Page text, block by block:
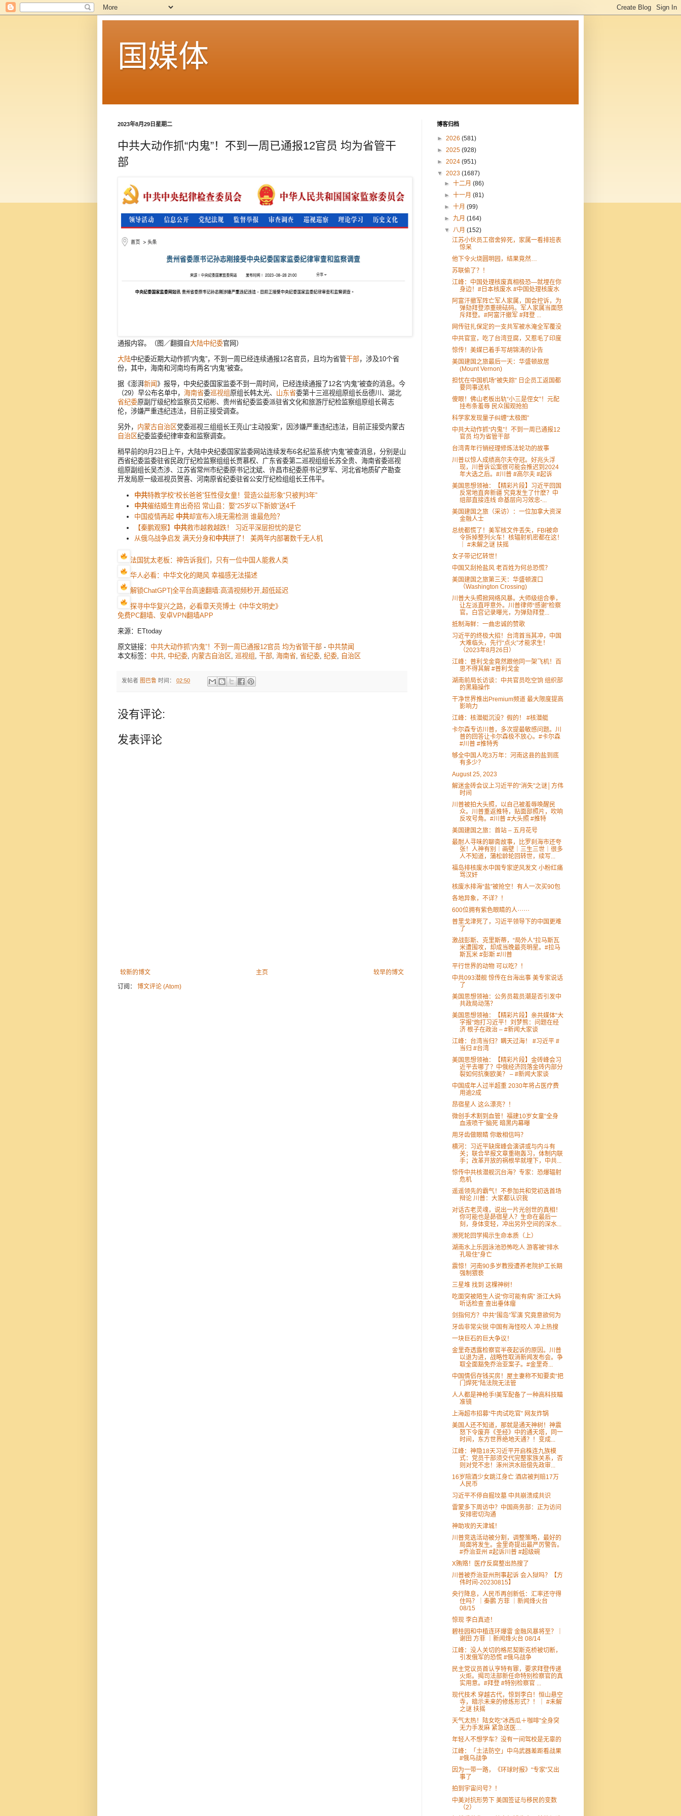
国媒体
2023年8月29日星期二
中共大动作抓“内鬼”！不到一周已通报12官员 均为省管干
部
通报内容。（图／翻摄自大陆中纪委官网）
大陆中纪委近期大动作抓“内鬼”，不到一周已经连续通报12名官员，且均为省管干部，涉及10个省
份，其中，海南和河南均有两名“内鬼”被查。
据《澎湃新闻 》报导，中央纪委国家监委不到一周时间，已经连续通报了12名“内鬼”被查的消息。今
（29）早公布名单中， 海南省委巡视组 原组长韩太光、 山东省委第十三巡视组原组长岳德川、湖北
省纪委原副厅级纪检监察员艾绍彬、贵州省纪委监委派驻省文化和旅游厅纪检监察组原组长蒋志
伦，涉嫌严重违纪违法，目前正接受调查。
另外， 内蒙古自治区 党委巡视三组组长王亮山“主动投案”，因涉嫌严重违纪违法，目前正接受内蒙古
自治区纪委监委纪律审查和监察调查。
稍早前的8月23日上午，大陆中央纪委国家监委网站连续发布6名纪监系统“内鬼”被查消息，分别是山
西省纪委监委驻省民政厅纪检监察组组长贾慕权、广东省委第二巡视组组长苏全贵、海南省委巡视
组原副组长吴杰涉、江苏省常州市纪委原书记沈斌、许昌市纪委原书记罗军、河北省地质矿产勘查
开发局原一级巡视员贺喜、河南原省纪委驻省公安厅纪检组组长王伟平。
中共特教学校“校长爸爸”狂性侵女童！营造公益形象“只被判3年”
中共催结婚生育出奇招 常山县：娶“25岁以下新娘”送4千
中国疫情再起 中共却宣布入境无需检测 谁最危险？
【秦鹏观察】 中共救市越救越跌！ 习近平深层担忧的是它
从俄乌战争启发 满天分身和 中共拼了！ 美两年内部署数千无人机
法国犹太老板：神告诉我们，只有一位中国人能救人类
华人必看：中华文化的飓风 幸福感无法描述
解锁ChatGPT|全平台高速翻墙:高清视频秒开,超低延迟
探寻中华复兴之路，必看章天亮博士《中华文明史》
免费PC翻墙、安卓VPN翻墙APP
来源：ETtoday
原文链接： 中共大动作抓“内鬼”！不到一周已通报12官员 均为省管干部 - 中共禁闻
本文标签： 中共, 中纪委, 内蒙古自治区 , 巡视组 , 干部, 海南省, 省纪委, 纪委, 自治区
发帖者 图巴鲁 时间： 02:50
没有评论:
发表评论
较新的博文 较早的博文
主页
订阅： 博文评论 (Atom)
博客归档
► 2026 (581)
► 2025 (928)
► 2024 (951)
▼ 2023 (1687)
►十二月(86)
►十一月(81)
►十月(99)
► 九月(164)
▼八月(152)
江苏小伙员工宿舍猝死，家属一看排班表
惊呆
他下令火烧圆明园，结果竟然…
苏联偷了？！
江峰：中国处理核废真相极恐—就埋在你
身边！#日本核废水 #中国处理核废水
阿富汗撤军阵亡军人家属，国会控诉，为
弹劾拜登添重磅砝码。军人家属当面怒
斥拜登。#阿富汗撤军 #拜登 ...
网传驻扎保定的一支共军被水淹全军覆没
中共官宣，吃了台湾豆腐，又惹毛了印度
惊传！美媒已着手写胡锦涛的讣告
美国建国之旅最后一天：华盛顿故居
(Mount Vernon)
担忧在中国机场“被失踪” 日企员工返国都
要同事送机
傻眼！佛山老板出轨“小三是侄女”！元配
挂布条羞辱 民众围观抢拍
科学家发现量子纠缠“太极图”
中共大动作抓“内鬼”！不到一周已通报12
官员 均为省管干部
台湾青年行销经理修炼法轮功的故事
川普以惊人成绩高尔夫夺冠。好兆头浮
现，川普诉讼案很可能会推迟到2024
年大选之后。#川普 #高尔夫 #起诉
美国思想领袖：【精彩片段】习近平回国
反常地直奔新疆 究竟发生了什麽？中
组部直接连线 命基层向习效忠-...
美国建国之旅（采访）：一位加拿大资深
金融人士
总统都慌了！美军核文件丢失，FBI被命
令拆掉整列火车！核辐射机密都在这！
｜ #未解之谜 扶摇
女子带记忆转世！
中国又刮抢盐风 老百姓为何总恐慌？
美国建国之旅第三天：华盛顿渡口
（Washington Crossing)
川普大头照掀网络风暴。大师级组合拳，
让左派直呼意外。川普律师“感谢”检察
官。白宫记录曝光，为弹劾拜登...
抵制海鲜：一曲忠诚的赞歌
习近平的终极大招！台湾首当其冲，中国
大难临头，先行“点火”才能求生！
（2023年8月26日）
江峰：普利戈金竟然跟他同一架飞机！百
思不得其解 #普利戈金
湖南前局长访谈：中共官员吃空饷 组织部
的黑箱操作
干净世界推出Premium频道 最大限度提高
影响力
江峰：核潜艇沉没？假的！ #核潜艇
卡尔森专访川普，多次提最敏感问题。川
普的回答让卡尔森极不放心。#卡尔森
#川普 #推特秀
够全中国人吃3万年：河南这县的盐到底
有多少？
August 25, 2023
解迷金砖会议上习近平的“消失”之谜│方伟
时间
川普被拍大头照，以自己被羞辱唤醒民
众。川普重返推特，贴面部照片，吹响
反攻号角。#川普 #大头照 #推特
美国建国之旅：首站 – 五月花号
最耐人寻味的聊斋故事，比罗刹海市还夸
张！人神有别｜画壁｜三生三世｜很多
人不知道，蒲松龄轮回转世，续写...
福岛排核废水中国专家逆风发文 小粉红痛
骂汉奸
核废水排海“盐”被抢空！有人一次买90包
各地异象，不详？！
600位拥有紫色眼睛的人⋯⋯
普里戈津死了，习近平领导下的中国更难
了
激战彭斯、克里斯蒂，“局外人”拉马斯瓦
米遭围攻，却成当晚最亮明星。#拉马
斯瓦米 #彭斯 #川普
平行世界的动物 可以吃？！
中共093潜舰 惊传在台海出事 美专家说话
了
美国思想领袖：公务员裁员潮是否引发中
共政局动荡？
美国思想领袖：【精彩片段】亲共媒体“大
字报”炮打习近平！刘梦熊：问题在经
济 根子在政治 – #新闻大家谈
江峰：台湾当归？瞒天过海！ #习近平 #
当归 #台湾
美国思想领袖：【精彩片段】金砖峰会习
近平去哪了？中俄经济回落金砖内部分
裂如何抗衡欧美？ – #新闻大家谈
中国成年人过半超重 2030年将占医疗费
用逾2成
昂宿星人 这么漂亮？！
微创手术割到血管！福建10岁女童“全身
血液喷干”脑死 暗黑内幕曝
用牙齿做眼睛 你敢相信吗？
横河：习近平缺席峰会演讲或与内斗有
关；联合早报文章重砲轰习，体制内联
手；改革开放的祸根早就埋下，中共...
惊传中共核潜舰沉台海？专家：恐爆辐射
危机
遥遥领先的霸气！不参加共和党初选首场
辩论 川普：大家都认识我
对话古老灵魂，说出一片光创世的真相！
你可能也是昴宿星人？生命在最后一
刻，身体变轻，冲出另外空间的深水...
濒死轮回学揭示生命本质（上）
湖南水上乐园泳池恐怖吃人 游客被“排水
孔吸住”身亡
震惊！河南90多岁教授遭养老院护工长期
强制猥亵
三星堆 找到 这棵神树！
吃面突被陌生人说“你可能有病” 浙江大妈
听话检查 查出垂体瘤
剑指何方？中共“围岛”军演 究竟意欲何为
牙齿非常尖锐 中国有海怪咬人 冲上热搜
一块巨石的巨大争议！
金里奇透露检察官半夜起诉的原因。川普
以退为进，战略性取消新闻发布会。争
取全面豁免乔治亚案子。#金里奇...
中国情侣存钱买房！屋主妻称不知要卖“把
门焊死”陆法院无法管
人人都是神枪手!美军配备了一种高科技瞄
准镜
上海超市招募“牛肉试吃官” 网友炸锅
美国人还不知道，那就是通天神树！神震
怒下令废弃《圣经》中的通天塔，同一
时间，东方世界绝地天通？！变成...
江峰：神隐18天习近平开启株连九族模
式：党员干部须交代完整家族关系，否
则对党不忠！涿州洪水赔偿先政审...
16岁陪酒少女跳江身亡 酒店被判赔17万
人民币
习近平不停自掘坟墓 中共崩溃成共识
雷蒙多下周访中？中国商务部：正为访问
安排密切沟通
神助攻的天津城！
川普竞选活动被分割，调整策略，最好的
局面将发生。金里奇提出最严厉警告。
#乔治亚州 #起诉川普 #超级碗
X贿赂！医疗反腐整出热搜了
川普被乔治亚州刑事起诉 会入狱吗？【方
伟时间-20230815】
央行降息，人民币再创新低：汇率还守得
住吗？｜秦鹏 方菲 ｜新闻烽火台
08/15
惊现 李白真迹！
碧桂园和中植连环爆雷 金融风暴将至？｜
谢田 方菲 ｜新闻烽火台 08/14
江峰：没人关切的格尼契斯克桥被切断，
引发俄军的恐慌 #俄乌战争
民主党议员首认亨特有罪，要求拜登传递
火炬。揭司法部新任命特别检察官的真
实用意。#拜登 #特别检察官 ...
现代技术 穿越古代，惊到李白！恒山悬空
寺，暗示未来的修炼形式？！｜ #未解
之谜 扶摇
天气太热！陆女吃“冰西瓜＋咖啡”全身突
无力手发麻 紧急送医…
年轻人不想学车？没有一间驾校是无辜的
江峰：「土法防空」中乌武器差距看战果
#俄乌战争
因为一带一路，《环球时报》“专家”又出
事了
拍到宇宙问号？！
中美对抗形势下 美国签证与移民的变数
（2）